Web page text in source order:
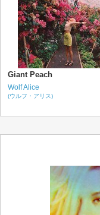
Giant Peach
Wolf Alice
(ウルフ・アリス)